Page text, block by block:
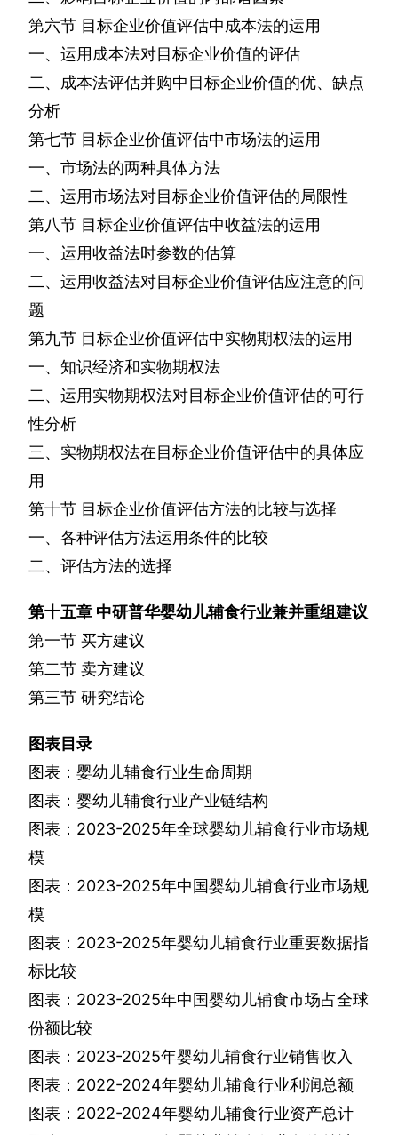
第六节 目标企业价值评估中成本法的运用
一、运用成本法对目标企业价值的评估
二、成本法评估并购中目标企业价值的优、缺点
分析
第七节 目标企业价值评估中市场法的运用
一、市场法的两种具体方法
二、运用市场法对目标企业价值评估的局限性
第八节 目标企业价值评估中收益法的运用
一、运用收益法时参数的估算
二、运用收益法对目标企业价值评估应注意的问
题
第九节 目标企业价值评估中实物期权法的运用
一、知识经济和实物期权法
二、运用实物期权法对目标企业价值评估的可行
性分析
三、实物期权法在目标企业价值评估中的具体应
用
第十节 目标企业价值评估方法的比较与选择
一、各种评估方法运用条件的比较
二、评估方法的选择
第十五章 中研普华婴幼儿辅食行业兼并重组建议
第一节 买方建议
第二节 卖方建议
第三节 研究结论
图表目录
图表：婴幼儿辅食行业生命周期
图表：婴幼儿辅食行业产业链结构
图表： 2023-2025年全球婴幼儿辅食行业市场规
模
图表： 2023-2025年中国婴幼儿辅食行业市场规
模
图表： 2023-2025年婴幼儿辅食行业重要数据指
标比较
图表： 2023-2025年中国婴幼儿辅食市场占全球
份额比较
图表： 2023-2025年婴幼儿辅食行业销售收入
图表： 2022-2024年婴幼儿辅食行业利润总额
图表： 2022-2024年婴幼儿辅食行业资产总计